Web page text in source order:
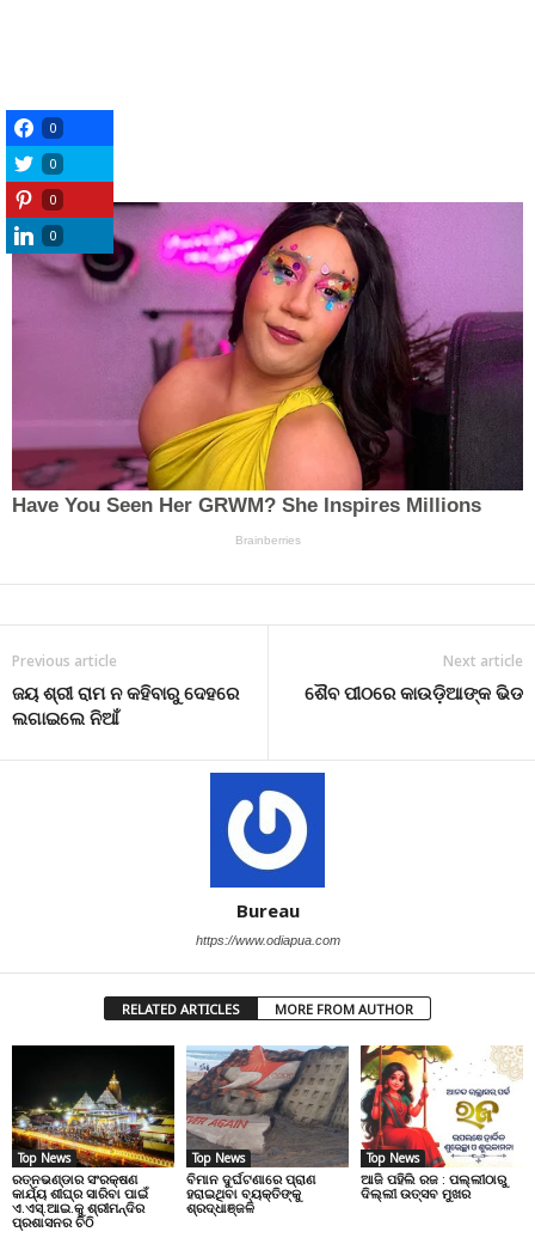
Previous article
ଜୟ ଶ୍ରୀ ରାମ ନ କହିବାରୁ ଦେହରେ
ଲଗାଇଲେ ନିଆଁ
Next article
ଶୈବ ପୀଠରେ କାଉଡ଼ିଆଙ୍କ ଭିଡ
Bureau
https://www.odiapua.com
RELATED ARTICLES MORE FROM AUTHOR
Top News
ରତ୍ନଭଣ୍ଡାର ସଂରକ୍ଷଣ
କାର୍ଯ୍ୟ ଶୀଘ୍ର ସାରିବା ପାଇଁ
ଏ.ଏସ୍.ଆଇ.କୁ ଶ୍ରୀମନ୍ଦିର
ପ୍ରଶାସନର ଚିଠି
Top News
ବିମାନ ଦୁର୍ଘଟଣାରେ ପ୍ରାଣ
ହରାଇଥିବା ବ୍ୟକ୍ତିଙ୍କୁ
ଶ୍ରଦ୍ଧାଞ୍ଜଳି
Top News
ଆଜି ପହିଲି ରଜ : ପଲ୍ଲୀଠାରୁ
ଦିଲ୍ଲୀ ଉତ୍ସବ ମୁଖର
0
0
0
0